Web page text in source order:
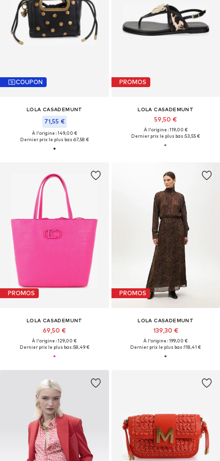
COUPON
LOLA CASADEMUNT
71,55 €
À l'origine : 149,00 €
Dernier prix le plus bas :67,58 €
PROMOS
LOLA CASADEMUNT
59,50 €
À l'origine : 119,00 €
Dernier prix le plus bas :53,55 €
PROMOS
LOLA CASADEMUNT
69,50 €
À l'origine : 129,00 €
Dernier prix le plus bas :58,49 €
PROMOS
LOLA CASADEMUNT
139,30 €
À l'origine : 199,00 €
Dernier prix le plus bas :118,41 €